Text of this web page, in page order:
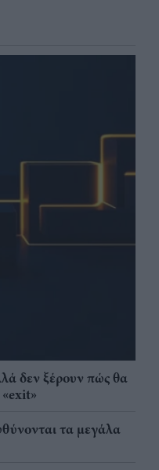
δεν ξέρουν πώς θα
τα μεγάλα